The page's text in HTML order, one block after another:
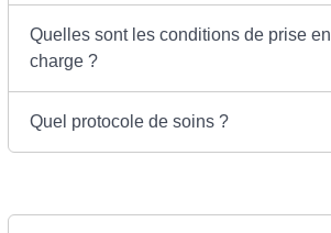
Quelles sont les conditions de prise en
charge ?
Quel protocole de soins ?